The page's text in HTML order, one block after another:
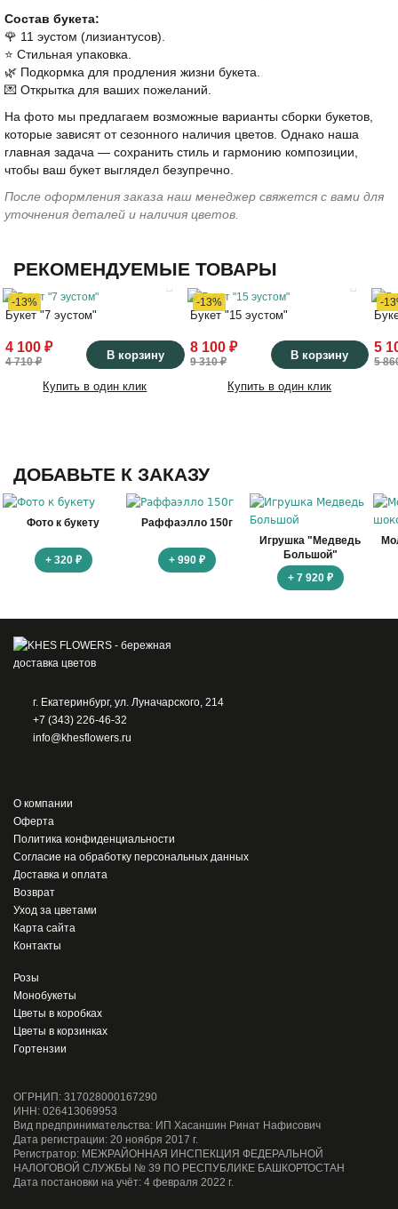
Состав букета:
🌹 11 эустом (лизиантусов).
⭐️ Стильная упаковка.
🌿 Подкормка для продления жизни букета.
💌 Открытка для ваших пожеланий.
На фото мы предлагаем возможные варианты сборки букетов,
которые зависят от сезонного наличия цветов. Однако наша
главная задача — сохранить стиль и гармонию композиции,
чтобы ваш букет выглядел безупречно.
После оформления заказа наш менеджер свяжется с вами для
уточнения деталей и наличия цветов.
РЕКОМЕНДУЕМЫЕ ТОВАРЫ
-13%
Букет "7 эустом"
4 100 ₽
4 710 ₽ В корзину
Купить в один клик
-13%
Букет "15 эустом"
8 100 ₽
9 310 ₽ В корзину
Купить в один клик
-
5
5
ДОБАВЬТЕ К ЗАКАЗУ
Фото к букету
+ 320 ₽
Раффаэлло 150г
+ 990 ₽
Игрушка "Медведь
Большой"
+ 7 920 ₽
г. Екатеринбург, ул. Луначарского, 214
+7 (343) 226-46-32
info@khesflowers.ru
О компании
Оферта
Политика конфиденциальности
Согласие на обработку персональных данных
Доставка и оплата
Возврат
Уход за цветами
Карта сайта
Контакты
Розы
Монобукеты
Цветы в коробках
Цветы в корзинках
Гортензии
ОГРНИП: 317028000167290
ИНН: 026413069953
Вид предпринимательства: ИП Хасаншин Ринат Нафисович
Дата регистрации: 20 ноября 2017 г.
Регистратор: МЕЖРАЙОННАЯ ИНСПЕКЦИЯ ФЕДЕРАЛЬНОЙ
НАЛОГОВОЙ СЛУЖБЫ № 39 ПО РЕСПУБЛИКЕ БАШКОРТОСТАН
Дата постановки на учёт: 4 февраля 2022 г.